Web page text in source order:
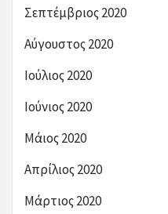
Σεπτέμβριος 2020
Αύγουστος 2020
Ιούλιος 2020
Ιούνιος 2020
Μάιος 2020
Απρίλιος 2020
Μάρτιος 2020